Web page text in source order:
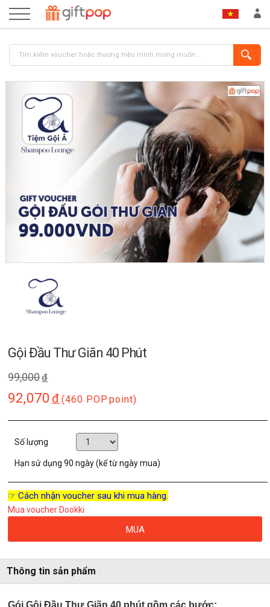
ĐĂNG KÝ
Gội Đầu Thư Giãn 40 Phút
99,000đ
92,070 đ (460 POP point)
Số lượng
Hạn sử dụng90 ngày (kể từ ngày mua)
☞ Cách nhận voucher sau khi mua hàng.
Mua voucher Dookki
MUA
Thông tin sản phẩm